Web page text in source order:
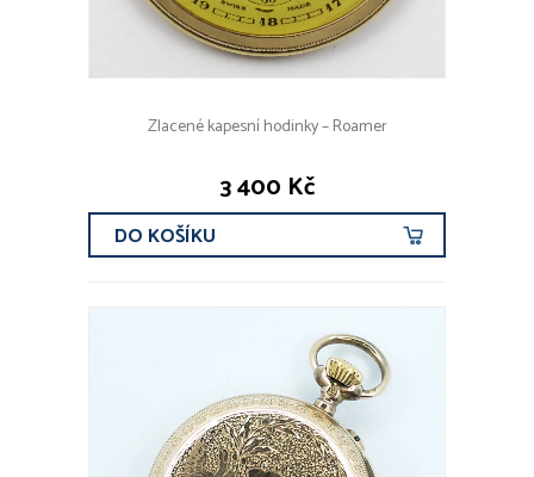
Zlacené kapesní hodinky – Roamer
3 400 Kč
DO KOŠÍKU